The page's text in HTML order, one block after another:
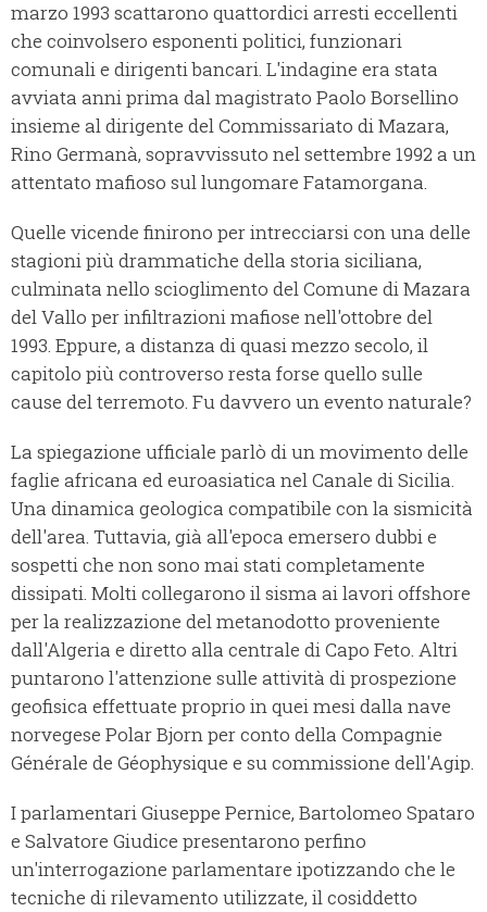
marzo 1993 scattarono quattordici arresti eccellenti
che coinvolsero esponenti politici, funzionari
comunali e dirigenti bancari. L'indagine era stata
avviata anni prima dal magistrato Paolo Borsellino
insieme al dirigente del Commissariato di Mazara,
Rino Germanà, sopravvissuto nel settembre 1992 a un
attentato mafioso sul lungomare Fatamorgana.
Quelle vicende finirono per intrecciarsi con una delle
stagioni più drammatiche della storia siciliana,
culminata nello scioglimento del Comune di Mazara
del Vallo per infiltrazioni mafiose nell'ottobre del
1993. Eppure, a distanza di quasi mezzo secolo, il
capitolo più controverso resta forse quello sulle
cause del terremoto. Fu davvero un evento naturale?
La spiegazione ufficiale parlò di un movimento delle
faglie africana ed euroasiatica nel Canale di Sicilia.
Una dinamica geologica compatibile con la sismicità
dell'area. Tuttavia, già all'epoca emersero dubbi e
sospetti che non sono mai stati completamente
dissipati. Molti collegarono il sisma ai lavori offshore
per la realizzazione del metanodotto proveniente
dall'Algeria e diretto alla centrale di Capo Feto. Altri
puntarono l'attenzione sulle attività di prospezione
geofisica effettuate proprio in quei mesi dalla nave
norvegese Polar Bjorn per conto della Compagnie
Générale de Géophysique e su commissione dell'Agip.
I parlamentari Giuseppe Pernice, Bartolomeo Spataro
e Salvatore Giudice presentarono perfino
un'interrogazione parlamentare ipotizzando che le
tecniche di rilevamento utilizzate, il cosiddetto